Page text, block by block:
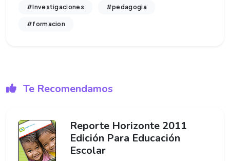
#Investigaciones #pedagogia
#formacion
Te Recomendamos
Reporte Horizonte 2011
Edición Para Educación
Escolar